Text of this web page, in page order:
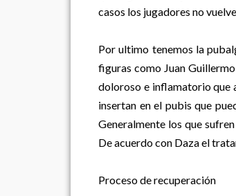
casos los jugadores no
Por ultimo tenemos la
figuras como Juan
doloroso e inflamatorio que
insertan en el pubis que
Generalmente los que
De acuerdo con Daza el
Proceso de recuperación